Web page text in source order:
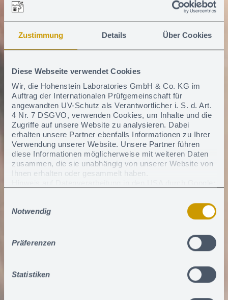
Zustimmung Details Über Cookies
Diese Webseite verwendet Cookies
Wir, die Hohenstein Laboratories GmbH & Co. KG im
Auftrag der Internationalen Prüfgemeinschaft für
angewandten UV-Schutz als Verantwortlicher i. S. d. Art.
4 Nr. 7 DSGVO, verwenden Cookies, um Inhalte und die
Zugriffe auf unsere Website zu analysieren. Dabei
erhalten unsere Partner ebenfalls Informationen zu Ihrer
Verwendung unserer Website. Unsere Partner führen
diese Informationen möglicherweise mit weiteren Daten
zusammen, die sie unabhängig von unserer Website von
Ihnen erhalten oder gesammelt haben.
Sie zudem ein, dass ihre Daten i.S.v. Art. 49 Abs. 1 S. 1
lit. a) DSGVO in den USA verarbeitet werden dürfen. Die
USA gelten nach derzeitiger Rechtslage als Land mit
Risiko, dass Ihre Daten durch US-Behörden, zu Kontroll-
und zu Überwachungszwecken, verarbeitet werden.
vorzugehen.
Sie können erteilte Einwilligungen jederzeit
Notwendig
Präferenzen
Statistiken